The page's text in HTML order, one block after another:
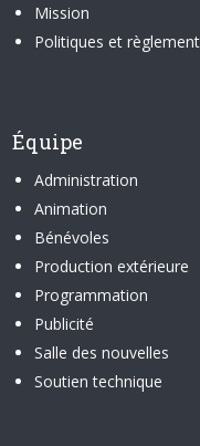
Mission
Politiques et
Équipe
Administration
Animation
Bénévoles
Production extérieure
Programmation
Publicité
Salle des nouvelles
Soutien technique